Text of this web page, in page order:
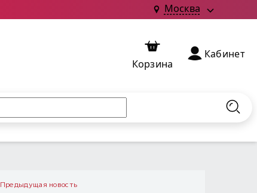
Москва
Корзина
Кабинет
Предыдущая новость